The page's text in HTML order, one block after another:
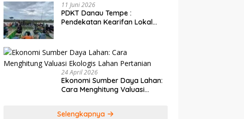
11 Juni 2026
PDKT Danau Tempe :
Pendekatan Kearifan Lokal
24 April 2026
Ekonomi Sumber Daya Lahan:
Cara Menghitung Valuasi
Selengkapnya